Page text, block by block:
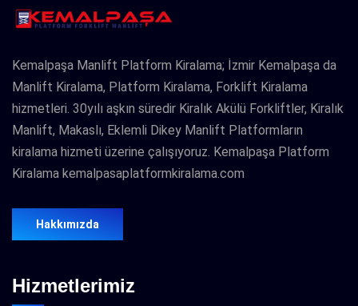
Kemalpaşa Manlift Platform Kiralama; İzmir Kemalpaşa da
Manlift Kiralama, Platform Kiralama, Forklift Kiralama
hizmetleri. 30yılı aşkın süredir Kiralık Akülü Forkliftler, Kiralık
Manlift, Makaslı, Eklemli Dikey Manlift Platformların
kiralama hizmeti üzerine çalışıyoruz. Kemalpaşa Platform
Kiralama kemalpasaplatformkiralama.com
Hakkımızda
Hizmetlerimiz